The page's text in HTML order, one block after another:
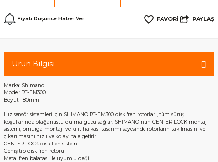
Fiyatı Düşünce Haber Ver PAYLAŞ
Ürün Bilgisi
Marka: Shimano
Model: RT-EM300
Boyut: 180mm
Hız sensör sistemleri için SHIMANO RT-EM300 disk fren rotorları, tüm sürüş
koşullarında olağanüstü durma gücü sağlar. SHIMANO'nun CENTER LOCK montaj
sistemi, omurga montajı ve kilit halkası tasarımı sayesinde rotorların takılmasını ve
çıkarılmasını hızlı ve kolay hale getirir.
CENTER LOCK disk fren sistemi
Geniş tip disk fren rotoru
Metal fren balatası ile uyumlu değil